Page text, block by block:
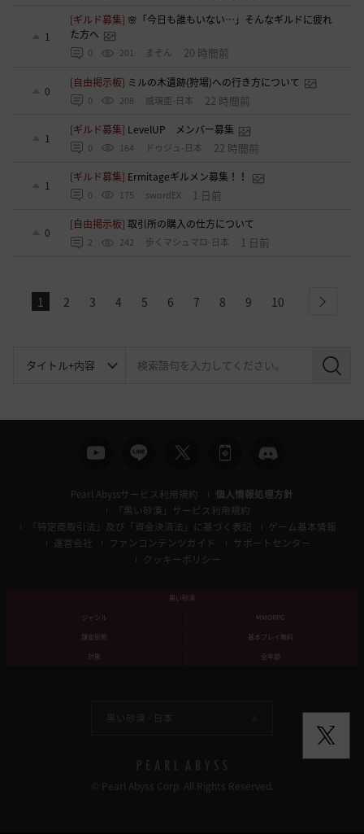
1
[ギルド募集] 🌸「今日も誰もいない…」そんなギルドに疲れ
た方へ
0 201 まそん 20 時間前
0
[自由掲示板] ミルの木遺跡(狩場)への行き方について
0 208 威璃亜-日本 22 時間前
1
[ギルド募集] LevelUP メンバー募集
0 164 ドゥジュ-日本 22 時間前
1
[ギルド募集] Ermitageギルメン募集！！
0 175 swordEX 1 日前
0
[自由掲示板]取引所の購入の仕方について
2 242 歩くマシュマロ-日本 1 日前
1 2 3 4 5 6 7 8 9 10 next
検
Pearl Abyssサービス利用規約
個人情報処理方針
「黒い砂漠」サービス利用規約
「特定商取引法」及び「資金決済法」に基づく表記
ゲーム基本情報
運営会社
ファンコンテンツガイド
サポートセンター
クッキーポリシー
黒い砂漠
ジャンル
MMORPG
課金形態
基本プレイ無料
対象
全年齢
黒い砂漠 - 日本
© Pearl Abyss Corp. All Rights Reserved.